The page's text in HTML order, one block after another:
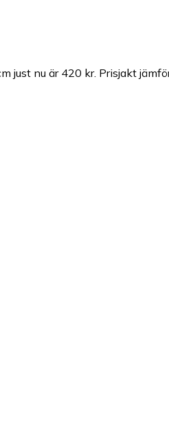
just nu är 420 kr. Prisjakt